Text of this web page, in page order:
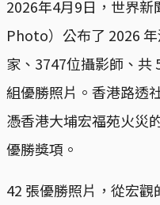
2026年4月9日，世界
Photo）公布了 2026
家、3747位攝影師、共
組優勝照片。香港路透
憑香港大埔宏福苑火災
優勝獎項。
42 張優勝照片，從宏